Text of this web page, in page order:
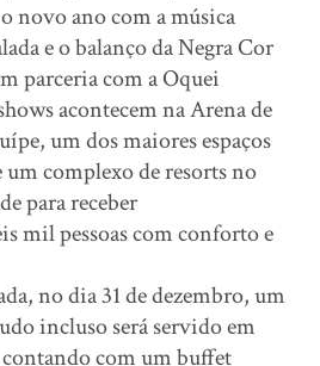
novo ano com a música
e o balanço da Negra Cor
parceria com a Oquei
acontecem na Arena de
um dos maiores espaços
complexo de resorts no
para receber
mil pessoas com conforto e
no dia 31 de dezembro, um
incluso será servido em
contando com um buffet